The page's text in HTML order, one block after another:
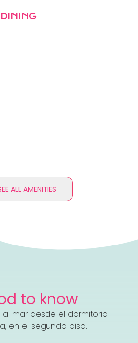
ALL AMENITIES
to know
mar desde el dormitorio
en el segundo piso.